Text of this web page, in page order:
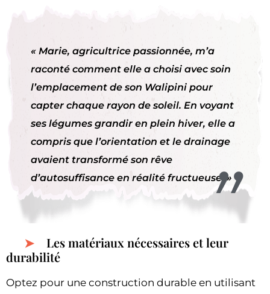
« Marie, agricultrice passionnée, m’a
raconté comment elle a choisi avec soin
l’emplacement de son Walipini pour
capter chaque rayon de soleil. En voyant
ses légumes grandir en plein hiver, elle a
compris que l’orientation et le drainage
avaient transformé son rêve
d’autosuffisance en réalité fructueuse. »
Les matériaux nécessaires et leur
durabilité
Optez pour une construction durable en utilisant